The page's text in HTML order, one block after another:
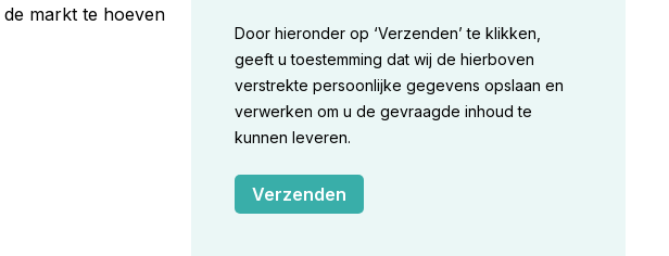
de markt te hoeven
Door hieronder op ‘Verzenden’ te klikken,
geeft u toestemming dat wij de hierboven
verstrekte persoonlijke gegevens opslaan en
verwerken om u de gevraagde inhoud te
kunnen leveren.